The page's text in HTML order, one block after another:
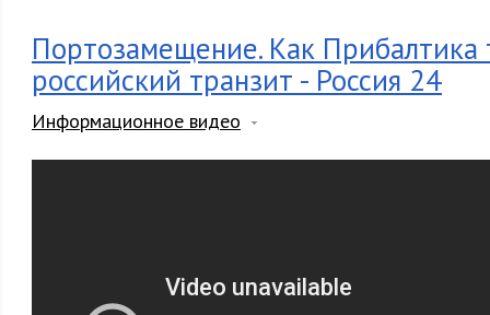
Портозамещение. Как Прибалтика
российский транзит - Россия 24
Информационное видео